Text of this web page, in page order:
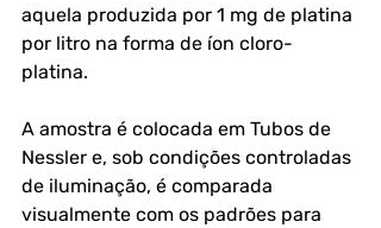
aquela produzida por 1 mg de platina
por litro na forma de íon cloro-
platina.
A amostra é colocada em Tubos de
Nessler e, sob condições controladas
de iluminação, é comparada
visualmente com os padrões para